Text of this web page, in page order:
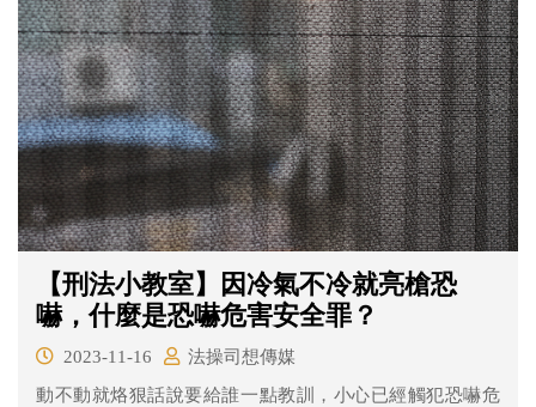
【刑法小教室】因冷氣不冷就亮槍恐
嚇，什麼是恐嚇危害安全罪？
2023-11-16
法操司想傳媒
動不動就烙狠話說要給誰一點教訓，小心已經觸犯恐嚇危